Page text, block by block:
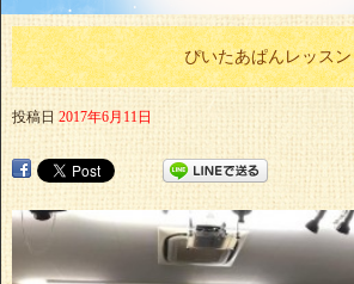
ぴいたあぱんレッスン
投稿日 2017年6月11日